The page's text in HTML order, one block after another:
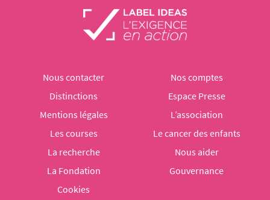
Nous contacter
Nos comptes
Distinctions
Espace Presse
Mentions légales
L’association
Les courses
Le cancer des enfants
La recherche
Nous aider
La Fondation
Gouvernance
Cookies